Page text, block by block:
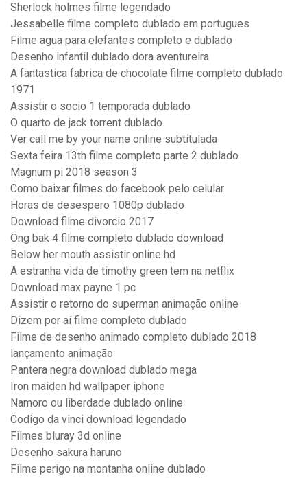
Sherlock holmes filme legendado
Jessabelle filme completo dublado em portugues
Filme agua para elefantes completo e dublado
Desenho infantil dublado dora aventureira
A fantastica fabrica de chocolate filme completo dublado
1971
Assistir o socio 1 temporada dublado
O quarto de jack torrent dublado
Ver call me by your name online subtitulada
Sexta feira 13th filme completo parte 2 dublado
Magnum pi 2018 season 3
Como baixar filmes do facebook pelo celular
Horas de desespero 1080p dublado
Download filme divorcio 2017
Ong bak 4 filme completo dublado download
Below her mouth assistir online hd
A estranha vida de timothy green tem na netflix
Download max payne 1 pc
Assistir o retorno do superman animação online
Dizem por aí filme completo dublado
Filme de desenho animado completo dublado 2018
lançamento animação
Pantera negra download dublado mega
Iron maiden hd wallpaper iphone
Namoro ou liberdade dublado online
Codigo da vinci download legendado
Filmes bluray 3d online
Desenho sakura haruno
Filme perigo na montanha online dublado